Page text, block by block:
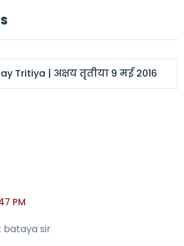
Tritiya | अक्षय तृतीया 9 मई 2016
PM
bataya sir